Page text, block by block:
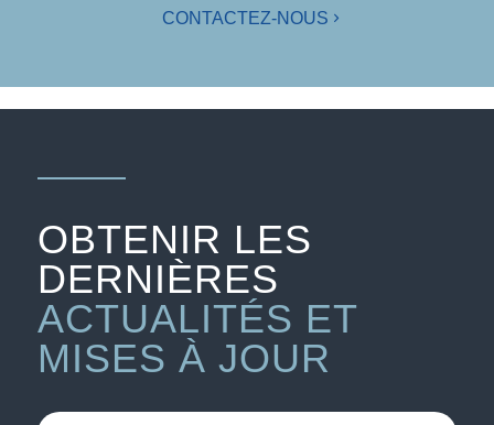
CONTACTEZ-NOUS
OBTENIR LES
DERNIÈRES
ACTUALITÉS ET
MISES À JOUR